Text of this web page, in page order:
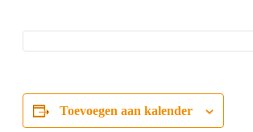
Toevoegen aan kalender